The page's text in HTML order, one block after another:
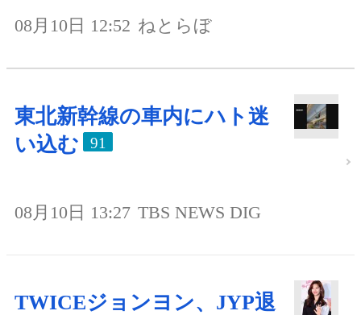
08月10日 12:52 ねとらぼ
東北新幹線の車内にハト迷
い込む
91
08月10日 13:27 TBS NEWS DIG
TWICEジョンヨン、JYP退